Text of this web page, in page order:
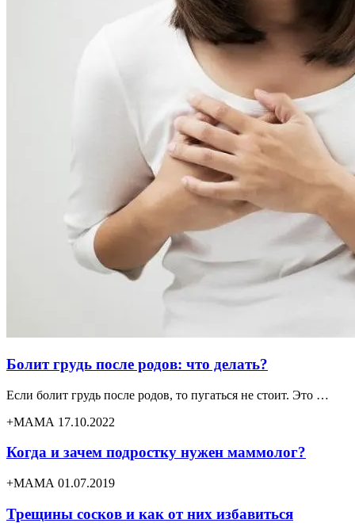
Болит грудь после родов: что делать?
Если болит грудь после родов, то пугаться не стоит. Это …
+МАМА 17.10.2022
Когда и зачем подростку нужен маммолог?
+МАМА 01.07.2019
Трещины сосков и как от них избавиться